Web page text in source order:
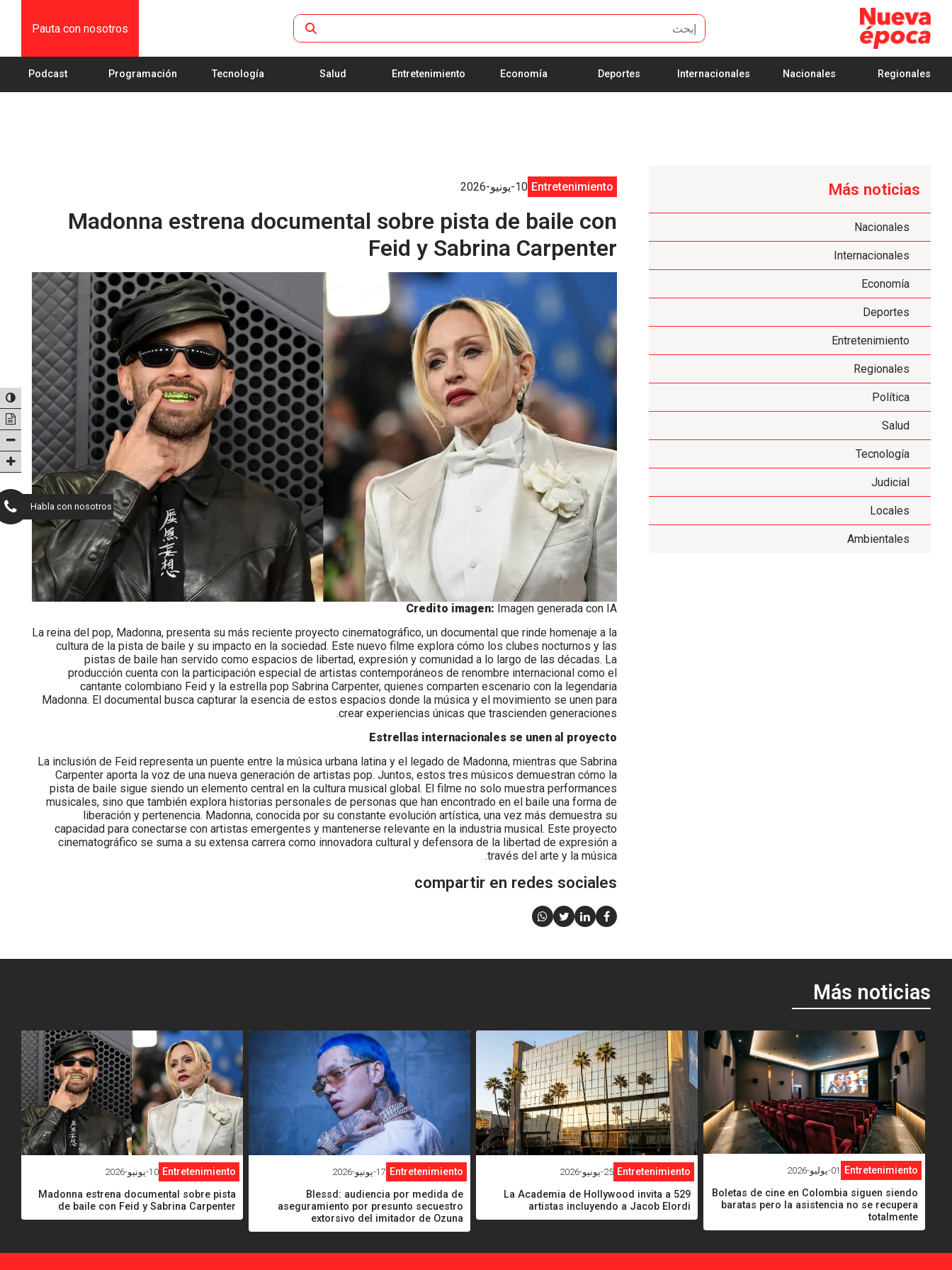
تخطي إلى المحتوى الرئيسي
Pauta con nosotros
Regionales
Nacionales
Internacionales
Deportes
Economía
Entretenimiento
Salud
Tecnología
Programación
Podcast
Más noticias
Nacionales
Internacionales
Economía
Deportes
Entretenimiento
Regionales
Política
Salud
Tecnología
Judicial
Locales
Ambientales
Entretenimiento 10-يونيو-2026
Madonna estrena documental sobre pista de baile con
Feid y Sabrina Carpenter
Credito imagen: Imagen generada con IA
La reina del pop, Madonna, presenta su más reciente proyecto cinematográfico, un documental que rinde homenaje a la
cultura de la pista de baile y su impacto en la sociedad. Este nuevo filme explora cómo los clubes nocturnos y las
pistas de baile han servido como espacios de libertad, expresión y comunidad a lo largo de las décadas. La
producción cuenta con la participación especial de artistas contemporáneos de renombre internacional como el
cantante colombiano Feid y la estrella pop Sabrina Carpenter, quienes comparten escenario con la legendaria
Madonna. El documental busca capturar la esencia de estos espacios donde la música y el movimiento se unen para
crear experiencias únicas que trascienden generaciones.
Estrellas internacionales se unen al proyecto
La inclusión de Feid representa un puente entre la música urbana latina y el legado de Madonna, mientras que Sabrina
Carpenter aporta la voz de una nueva generación de artistas pop. Juntos, estos tres músicos demuestran cómo la
pista de baile sigue siendo un elemento central en la cultura musical global. El filme no solo muestra performances
musicales, sino que también explora historias personales de personas que han encontrado en el baile una forma de
liberación y pertenencia. Madonna, conocida por su constante evolución artística, una vez más demuestra su
capacidad para conectarse con artistas emergentes y mantenerse relevante en la industria musical. Este proyecto
cinematográfico se suma a su extensa carrera como innovadora cultural y defensora de la libertad de expresión a
través del arte y la música.
compartir en redes sociales
Más noticias
Entretenimiento 01-يوليو-2026
Boletas de cine en Colombia siguen siendo
baratas pero la asistencia no se recupera
totalmente
Entretenimiento 25-يونيو-2026
La Academia de Hollywood invita a 529
artistas incluyendo a Jacob Elordi
Entretenimiento 17-يونيو-2026
Blessd: audiencia por medida de
aseguramiento por presunto secuestro
extorsivo del imitador de Ozuna
Entretenimiento 10-يونيو-2026
Madonna estrena documental sobre pista
de baile con Feid y Sabrina Carpenter
Habla con nosotros